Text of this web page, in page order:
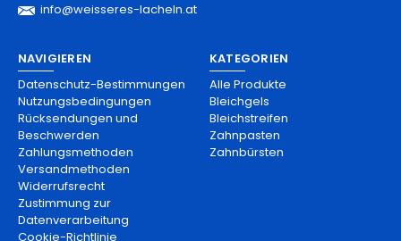
info@weisseres-lacheln.at
NAVIGIEREN
Datenschutz-Bestimmungen
Nutzungsbedingungen
Rücksendungen und
Beschwerden
Zahlungsmethoden
Versandmethoden
Widerrufsrecht
Zustimmung zur
Datenverarbeitung
Cookie-Richtlinie
KATEGORIEN
Alle Produkte
Bleichgels
Bleichstreifen
Zahnpasten
Zahnbürsten